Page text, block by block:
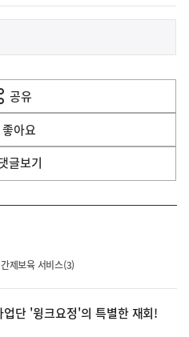
공유
열
기
좋아요
글보기
제보육 서비스(3)
단 '윙크요정'의 특별한 재회!